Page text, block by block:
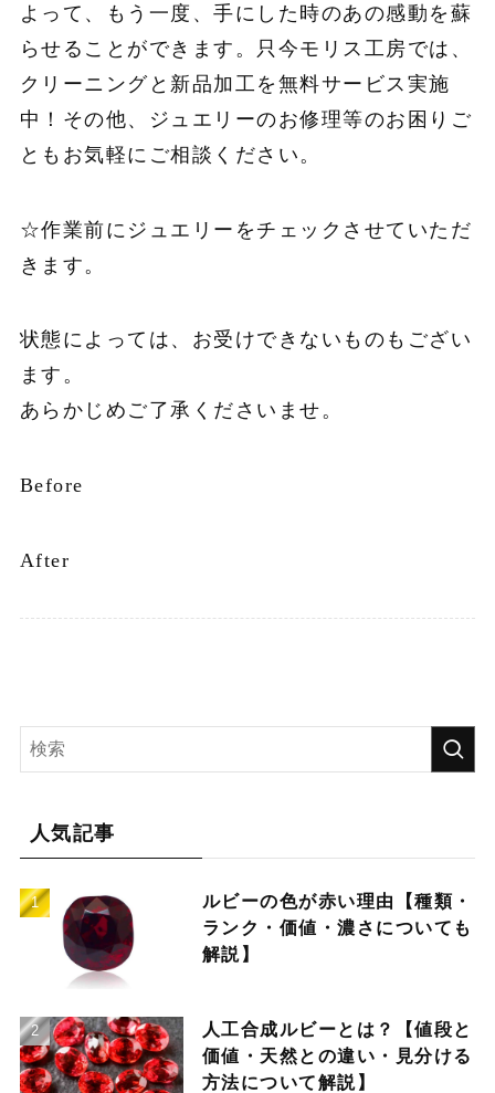
よって、もう一度、手にした時のあの感動を蘇
らせることができます。只今モリス工房では、
クリーニングと新品加工を無料サービス実施
中！その他、ジュエリーのお修理等のお困りご
ともお気軽にご相談ください。
☆作業前にジュエリーをチェックさせていただ
きます。
状態によっては、お受けできないものもござい
ます。
あらかじめご了承くださいませ。
Before
After
人気記事
ルビーの色が赤い理由【種類・
ランク・価値・濃さについても
解説】
人工合成ルビーとは？【値段と
価値・天然との違い・見分ける
方法について解説】